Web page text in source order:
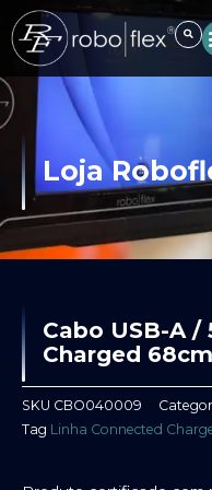
para
conteúdo
Loja
Cabo USB-A /
Charged 68cm
SKU CBO040009
Tag Linha Connected